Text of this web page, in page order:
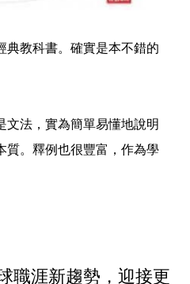
典教科書。確實是本不錯的
文法，實為簡單易懂地說明
質。釋例也很豐富，作為學
職涯新趨勢，迎接更